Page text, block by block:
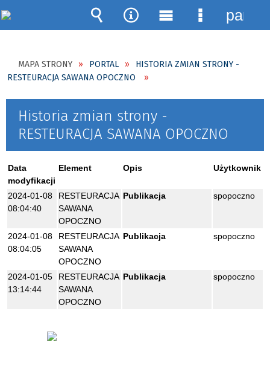
MAPA STRONY PORTAL
HISTORIA ZMIAN STRONY -
RESTEURACJA SAWANA OPOCZNO
Historia zmian strony -
RESTEURACJA SAWANA OPOCZNO
Data
modyfikacji
Element Opis Użytkownik
2024-01-08
08:04:40
RESTEURACJA
SAWANA
OPOCZNO
Publikacja spopoczno
2024-01-08
08:04:05
RESTEURACJA
SAWANA
OPOCZNO
Publikacja spopoczno
2024-01-05
13:14:44
RESTEURACJA
SAWANA
OPOCZNO
Publikacja spopoczno
Wyszukiwarka
Narzędzia
MenuMenu
panel